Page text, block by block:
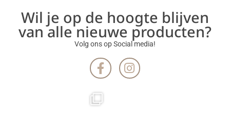
Wil je op de hoogte blijven
van alle nieuwe producten?
Volg ons op Social media!